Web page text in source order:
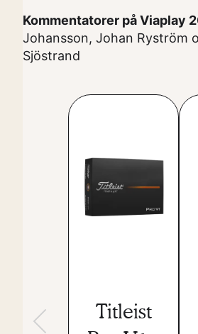
Kommentatorer på Viaplay
Johansson, Johan Ryström
Sjöstrand
Titleist